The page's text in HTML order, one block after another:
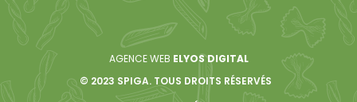
AGENCE WEB ELYOS DIGITAL
© 2023 SPIGA. TOUS DROITS RÉSERVÉS